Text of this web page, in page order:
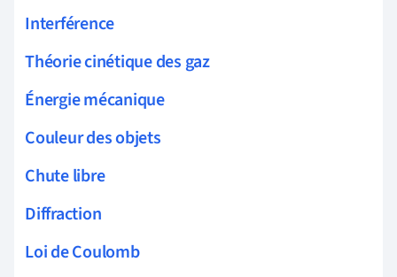
Interférence
Théorie cinétique des gaz
Énergie mécanique
Couleur des objets
Chute libre
Diffraction
Loi de Coulomb